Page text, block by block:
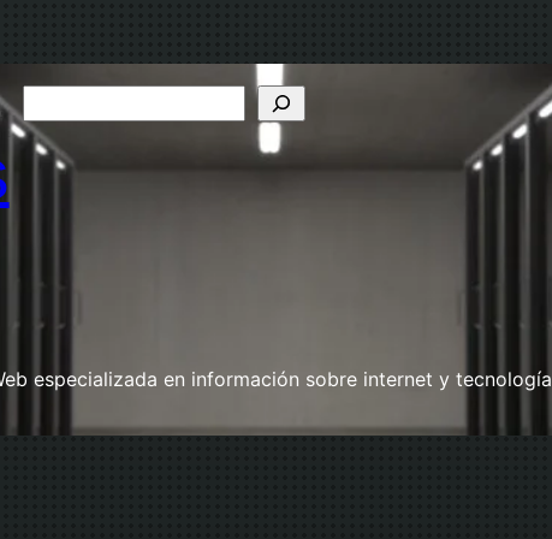
u
especializada en información sobre internet y tecnología